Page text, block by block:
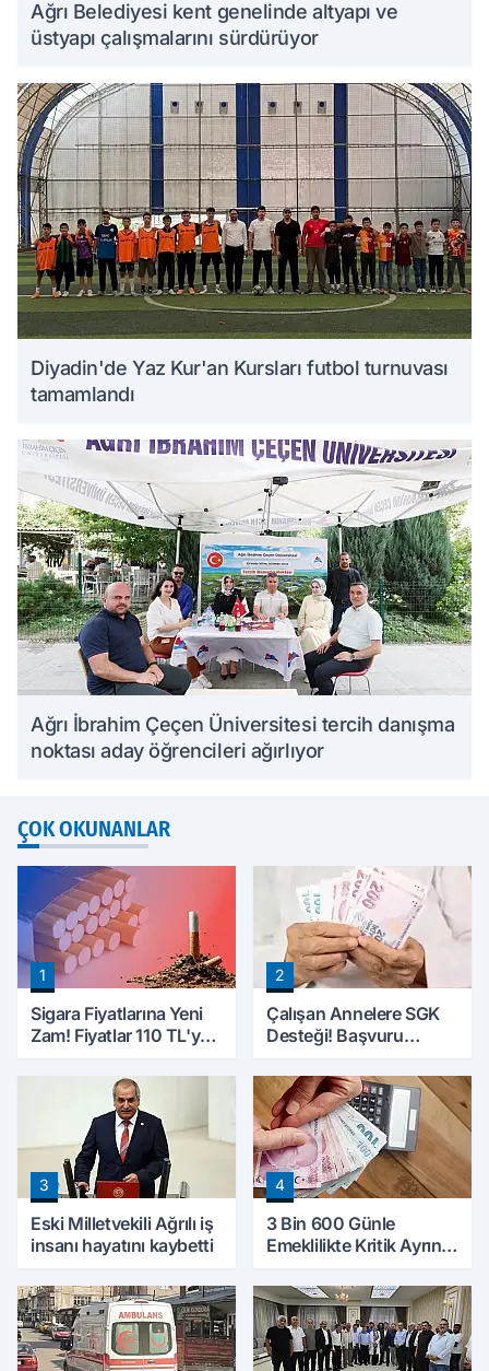
Ağrı Belediyesi kent genelinde altyapı ve
üstyapı çalışmalarını sürdürüyor
Diyadin'de Yaz Kur'an Kursları futbol turnuvası
tamamlandı
Ağrı İbrahim Çeçen Üniversitesi tercih danışma
noktası aday öğrencileri ağırlıyor
ÇOK OKUNANLAR
1
Sigara Fiyatlarına Yeni
Zam! Fiyatlar 110 TL'ye
2
Çalışan Annelere SGK
Desteği! Başvuru
Parası Alabilecekler
3
Eski Milletvekili Ağrılı iş
insanı hayatını kaybetti
4
3 Bin 600 Günle
Emeklilikte Kritik Ayrıntı!
Hesabını Değiştirebilir